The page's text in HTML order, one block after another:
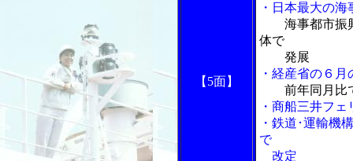
【5面】
・日本最大の
海事都市振
体で
発展
・経産省の６
前年同月比
・商船三井フ
・鉄道･運輸機
で
改定